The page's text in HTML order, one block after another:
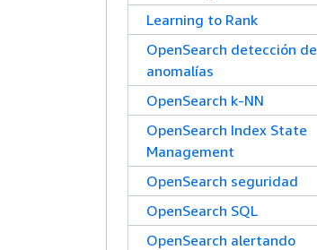
Learning to Rank
OpenSearch detección de
anomalías
OpenSearch k-NN
OpenSearch Index State
Management
OpenSearch seguridad
OpenSearch SQL
OpenSearch alertando